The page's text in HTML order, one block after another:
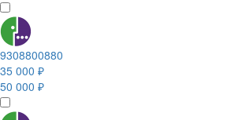
9308800880
35 000 ₽
50 000 ₽